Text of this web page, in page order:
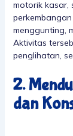
motorik kasar,
menggunting,
Aktivitas
penglihatan,
2.
dan